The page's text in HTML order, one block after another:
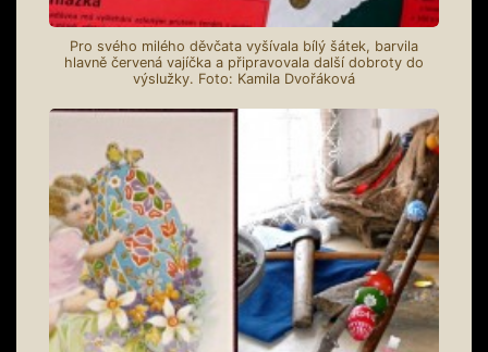
Pro svého milého děvčata vyšívala bílý šátek, barvila
hlavně červená vajíčka a připravovala další dobroty do
výslužky. Foto: Kamila Dvořáková